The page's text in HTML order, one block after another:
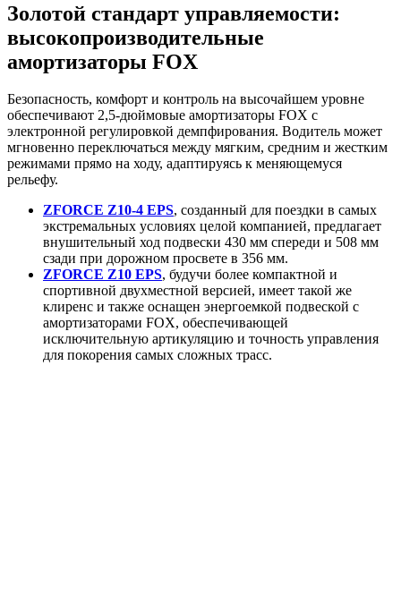
Золотой стандарт управляемости:
высокопроизводительные
амортизаторы FOX
Безопасность, комфорт и контроль на высочайшем уровне
обеспечивают 2,5-дюймовые амортизаторы FOX с
электронной регулировкой демпфирования. Водитель может
мгновенно переключаться между мягким, средним и жестким
режимами прямо на ходу, адаптируясь к меняющемуся
рельефу.
ZFORCE Z10-4 EPS, созданный для поездки в самых
экстремальных условиях целой компанией, предлагает
внушительный ход подвески 430 мм спереди и 508 мм
сзади при дорожном просвете в 356 мм.
ZFORCE Z10 EPS, будучи более компактной и
спортивной двухместной версией, имеет такой же
клиренс и также оснащен энергоемкой подвеской с
амортизаторами FOX, обеспечивающей
исключительную артикуляцию и точность управления
для покорения самых сложных трасс.